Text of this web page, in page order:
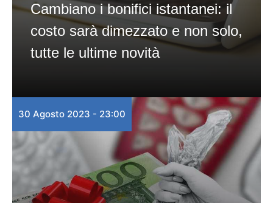
Cambiano i bonifici istantanei: il
costo sarà dimezzato e non solo,
tutte le ultime novità
30 Agosto 2023 - 23:00